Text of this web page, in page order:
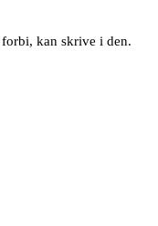
kan skrive i den.